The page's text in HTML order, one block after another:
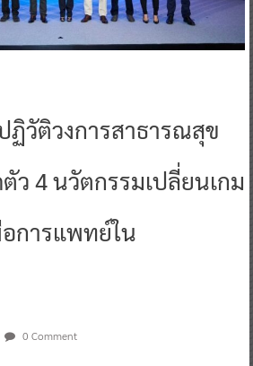
ฏิวัติวงการสาธารณสุข
ว 4 นวัตกรรมเปลี่ยนเกม
อการแพทย์ใน
0 Comment